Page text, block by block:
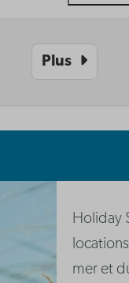
Plus
Holiday
mer et